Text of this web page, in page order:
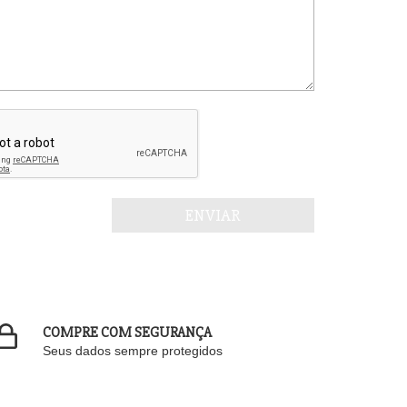
COMPRE COM SEGURANÇA
Seus dados sempre protegidos